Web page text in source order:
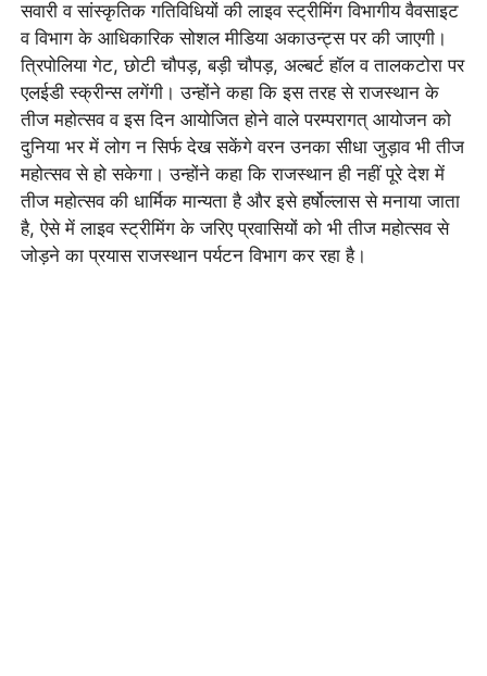
सवारी व सांस्कृतिक गतिविधियों की लाइव स्ट्रीमिंग विभागीय वैवसाइट
व विभाग के आधिकारिक सोशल मीडिया अकाउन्ट्स पर की जाएगी।
त्रिपोलिया गेट, छोटी चौपड़, बड़ी चौपड़, अल्बर्ट हॉल व तालकटोरा पर
एलईडी स्क्रीन्स लगेंगी। उन्होंने कहा कि इस तरह से राजस्थान के
तीज महोत्सव व इस दिन आयोजित होने वाले परम्परागत् आयोजन को
दुनिया भर में लोग न सिर्फ देख सकेंगे वरन उनका सीधा जुड़ाव भी तीज
महोत्सव से हो सकेगा। उन्होंने कहा कि राजस्थान ही नहीं पूरे देश में
तीज महोत्सव की धार्मिक मान्यता है और इसे हर्षोल्लास से मनाया जाता
है, ऐसे में लाइव स्ट्रीमिंग के जरिए प्रवासियों को भी तीज महोत्सव से
जोड़ने का प्रयास राजस्थान पर्यटन विभाग कर रहा है।